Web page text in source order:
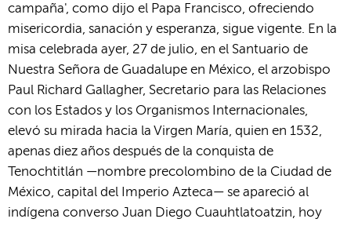
campaña', como dijo el Papa Francisco, ofreciendo
misericordia, sanación y esperanza, sigue vigente. En la
misa celebrada ayer, 27 de julio, en el Santuario de
Nuestra Señora de Guadalupe en México, el arzobispo
Paul Richard Gallagher, Secretario para las Relaciones
con los Estados y los Organismos Internacionales,
elevó su mirada hacia la Virgen María, quien en 1532,
apenas diez años después de la conquista de
Tenochtitlán —nombre precolombino de la Ciudad de
México, capital del Imperio Azteca— se apareció al
indígena converso Juan Diego Cuauhtlatoatzin, hoy